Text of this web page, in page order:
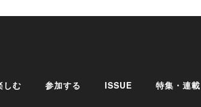
しむ 参加する ISSUE 特集・連載